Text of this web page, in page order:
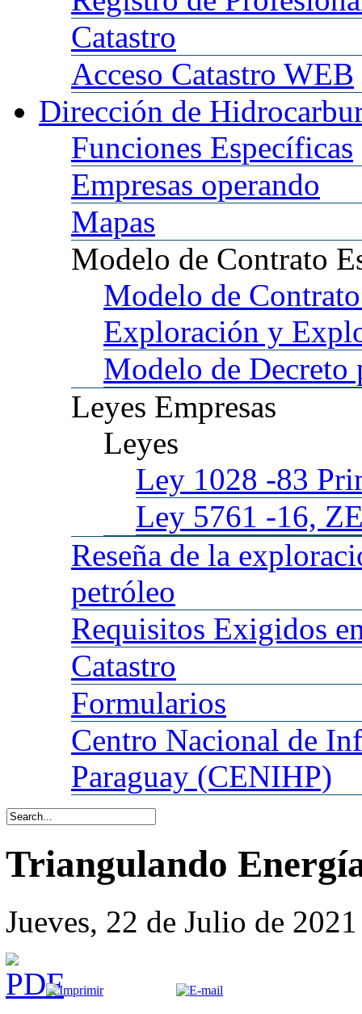
Catastro
Acceso Catastro WEB
Dirección de
Funciones Específicas
Empresas operando
Mapas
Modelo de Contrato
Modelo de
Exploración y
Modelo de Decreto
Leyes Empresas
Leyes
Ley 1028 -83
Ley 5761 -16,
Reseña de la
petróleo
Requisitos Exigidos
Catastro
Formularios
Centro Nacional de
Paraguay (CENIHP)
Triangulando
Jueves, 22 de Julio de